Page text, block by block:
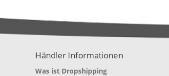
Händler Informationen
Was ist Dropshipping